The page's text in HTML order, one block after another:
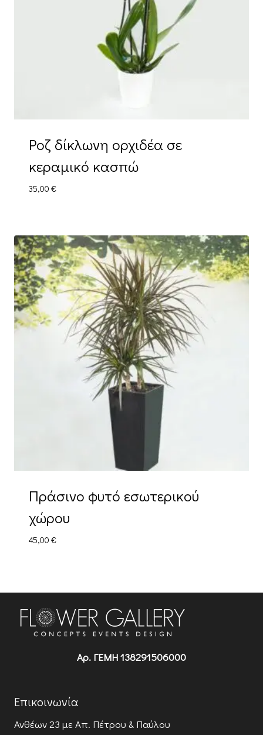
Ροζ δίκλωνη ορχιδέα σε
κεραμικό κασπώ
35,00 €
Πράσινο φυτό εσωτερικού
χώρου
45,00 €
Αρ. ΓΕΜΗ 138291506000
Επικοινωνία
Ανθέων 23 με Απ. Πέτρου & Παύλου